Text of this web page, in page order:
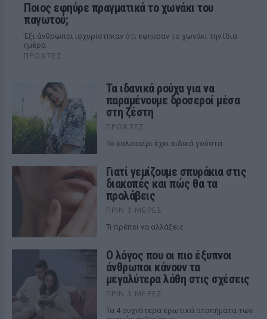
Ποιος εφηύρε πραγματικά το χωνάκι του
παγωτού;
Έξι άνθρωποι ισχυρίστηκαν ότι εφηύραν το χωνάκι την ίδια
ημέρα
ΠΡΟΧΤΈΣ
Τα ιδανικά ρούχα για να
παραμένουμε δροσεροί μέσα
στη ζέστη
ΠΡΟΧΤΈΣ
To καλοκαίρι έχει ειδικά γούστα
Γιατί γεμίζουμε σπυράκια στις
διακοπές και πώς θα τα
προλάβεις
ΠΡΙΝ 3 ΜΈΡΕΣ
Τι πρέπει να αλλάξεις
Ο λόγος που οι πιο έξυπνοι
άνθρωποι κάνουν τα
μεγαλύτερα λάθη στις σχέσεις
ΠΡΙΝ 3 ΜΈΡΕΣ
Τα 4 συχνότερα ερωτικά ατοπήματα των